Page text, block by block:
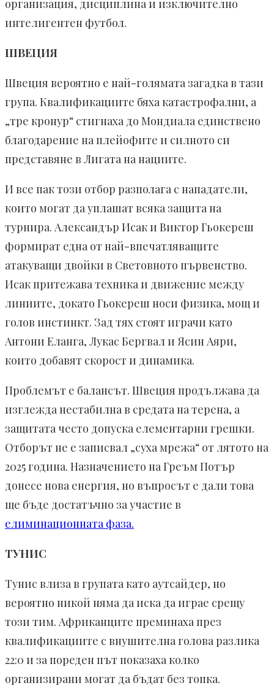
организация, дисциплина и изключително
интелигентен футбол.
ШВЕЦИЯ
Швеция вероятно е най-голямата загадка в тази
група. Квалификациите бяха катастрофални, а
„тре кронур“ стигнаха до Мондиала единствено
благодарение на плейофите и силното си
представяне в Лигата на нациите.
И все пак този отбор разполага с нападатели,
които могат да уплашат всяка защита на
турнира. Александър Исак и Виктор Гьокереш
формират една от най-впечатляващите
атакуващи двойки в Световното първенство.
Исак притежава техника и движение между
линиите, докато Гьокереш носи физика, мощ и
голов инстинкт. Зад тях стоят играчи като
Антони Еланга, Лукас Бергвал и Ясин Аяри,
които добавят скорост и динамика.
Проблемът е балансът. Швеция продължава да
изглежда нестабилна в средата на терена, а
защитата често допуска елементарни грешки.
Отборът не е записвал „суха мрежа“ от лятото на
2025 година. Назначението на Греъм Потър
донесе нова енергия, но въпросът е дали това
ще бъде достатъчно за участие в
елиминационната фаза.
ТУНИС
Тунис влиза в групата като аутсайдер, но
вероятно никой няма да иска да играе срещу
този тим. Африканците преминаха през
квалификациите с внушителна голова разлика
22:0 и за пореден път показаха колко
организирани могат да бъдат без топка.